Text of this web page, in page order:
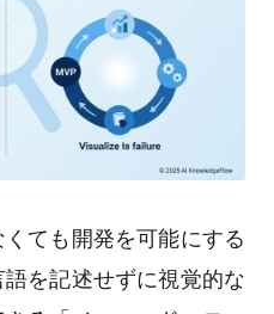
ても開発を可能にする
を記述せずに視覚的な